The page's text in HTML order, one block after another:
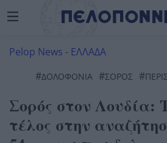
Pelop News - ΕΛΛΑΔΑ
#ΔΟΛΟΦΟΝΊΑ #ΣΟΡΟΣ #
Σορός στον Λουδία:
τέλος στην